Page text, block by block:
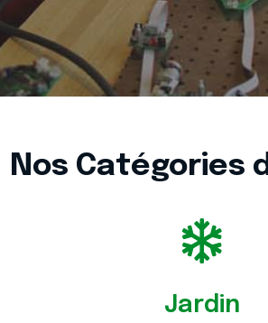
Nos Catégories
Jardin